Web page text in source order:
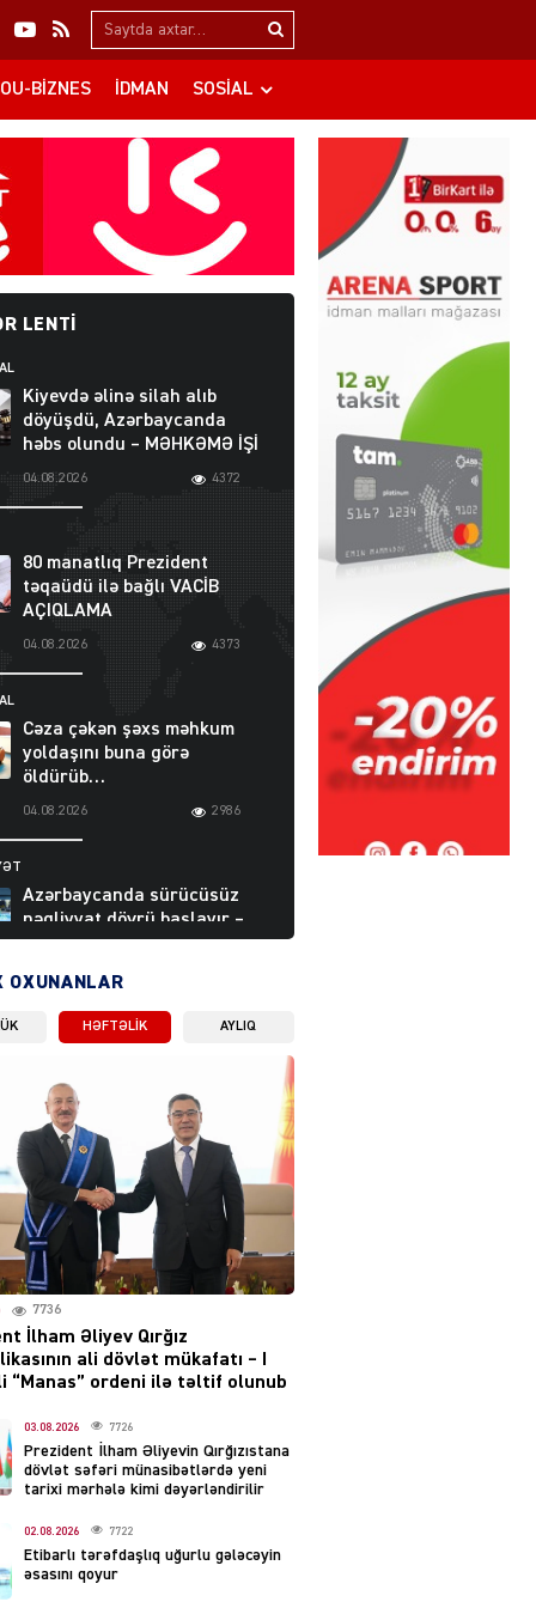
Search…
BIZNES İDMAN SOSIAL
LENTI
Kiyevdə əlinə silah alıb
döyüşdü, Azərbaycanda
həbs olundu – MƏHKƏMƏ İŞİ
04.08.2026 4372
80 manatlıq Prezident
təqaüdü ilə bağlı VACİB
AÇIQLAMA
04.08.2026 4373
Cəza çəkən şəxs məhkum
yoldaşını buna görə
öldürüb…
04.08.2026 2986
Azərbaycanda sürücüsüz
nəqliyyat dövrü başlayır –
BELƏ işləyəcək
04.08.2026
layihəsi ilə bağlı AÇIQLAMA
04.08.2026
Müharibə Rusiyanın belini
bükür
04.08.2026 3987
Ekranlardan uzaq qalan
məşhur aktrisanın yeni
çıxdı
04.08.2026 2149
Hüseyn Həsənov haqqında
həbs qərarı verildi –
Milyonluq əmlakı müsadirə
OXUNANLAR
HƏFTƏLIK AYLIQ
7736
İlham Əliyev Qırğız
ali dövlət mükafatı – I
“Manas” ordeni ilə təltif olunub
03.08.2026 7726
Prezident İlham Əliyevin Qırğızıstana
dövlət səfəri münasibətlərdə yeni
tarixi mərhələ kimi dəyərləndirilir
02.08.2026 7722
Etibarlı tərəfdaşlıq uğurlu gələcəyin
əsasını qoyur